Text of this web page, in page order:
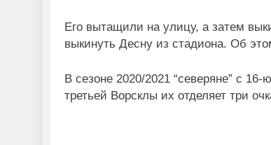
Его вытащили на улицу, а затем
выкинуть Десну из стадиона. Об
В сезоне 2020/2021 “северяне” с
третьей Ворсклы их отделяет три